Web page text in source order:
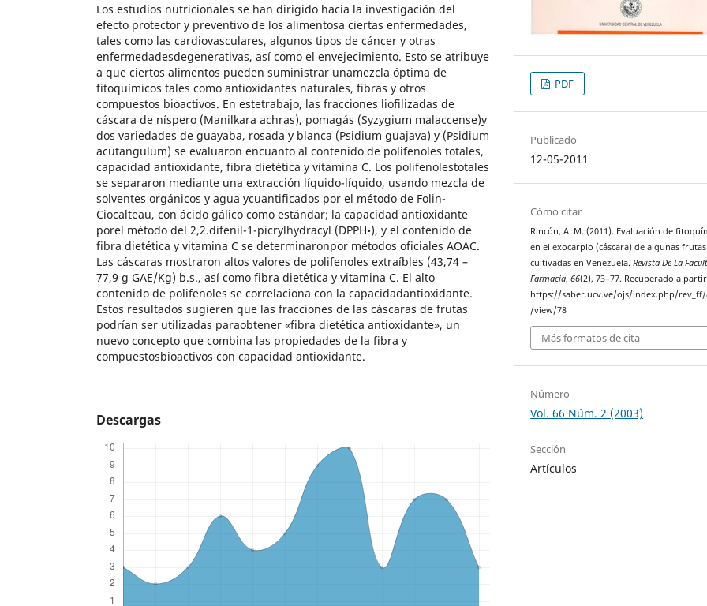
Los estudios nutricionales se han dirigido hacia la investigación del
efecto protector y preventivo de los alimentosa ciertas enfermedades,
tales como las cardiovasculares, algunos tipos de cáncer y otras
enfermedadesdegenerativas, así como el envejecimiento. Esto se atribuye
a que ciertos alimentos pueden suministrar unamezcla óptima de
fitoquímicos tales como antioxidantes naturales, fibras y otros
compuestos bioactivos. En estetrabajo, las fracciones liofilizadas de
cáscara de níspero (Manilkara achras), pomagás (Syzygium malaccense)y
dos variedades de guayaba, rosada y blanca (Psidium guajava) y (Psidium
acutangulum) se evaluaron encuanto al contenido de polifenoles totales,
capacidad antioxidante, fibra dietética y vitamina C. Los polifenolestotales
se separaron mediante una extracción líquido-líquido, usando mezcla de
solventes orgánicos y agua ycuantificados por el método de Folin-
Ciocalteau, con ácido gálico como estándar; la capacidad antioxidante
porel método del 2,2.difenil-1-picrylhydracyl (DPPH•), y el contenido de
fibra dietética y vitamina C se determinaronpor métodos oficiales AOAC.
Las cáscaras mostraron altos valores de polifenoles extraíbles (43,74 –
77,9 g GAE/Kg) b.s., así como fibra dietética y vitamina C. El alto
contenido de polifenoles se correlaciona con la capacidadantioxidante.
Estos resultados sugieren que las fracciones de las cáscaras de frutas
podrían ser utilizadas paraobtener «fibra dietética antioxidante», un
nuevo concepto que combina las propiedades de la fibra y
compuestosbioactivos con capacidad antioxidante.
Descargas
PDF
Publicado
12-05-2011
Cómo citar
Rincón, A. M. (2011). Evaluación de
en el exocarpio (cáscara) de algunas frutas
cultivadas en Venezuela.Revista De La
Farmacia,66(2), 73–77. Recuperado a
https://saber.ucv.ve/ojs/index.php/
/view/78
Más formatos de cita
Número
Vol. 66 Núm. 2 (2003)
Sección
Artículos